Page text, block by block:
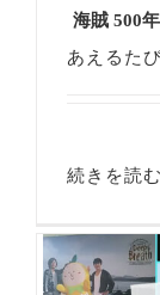
海賊 500
あえるたび
続きを読む